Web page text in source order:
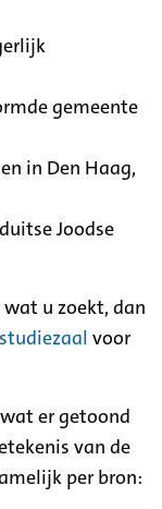
gemeente
in Den Haag,
Joodse
u zoekt, dan
studiezaal voor
er getoond
van de
per bron: